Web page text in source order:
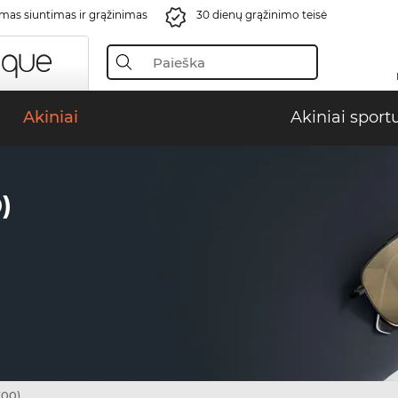
siuntimas ir grąžinimas 30 dienų grąžinimo teisė
Akiniai Akiniai